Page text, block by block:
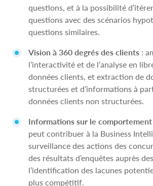
questions, et à la possibilité
questions avec des scénarios
questions similaires.
Vision à 360 degrés des clients :
l’interactivité et de l’analyse en
données clients, et extraction de
structurées et d’informations à
données clients non structurées.
Informations sur le
peut contribuer à la Business
surveillance des actions des
des résultats d’enquêtes auprès
l’identification des lacunes
plus compétitif.